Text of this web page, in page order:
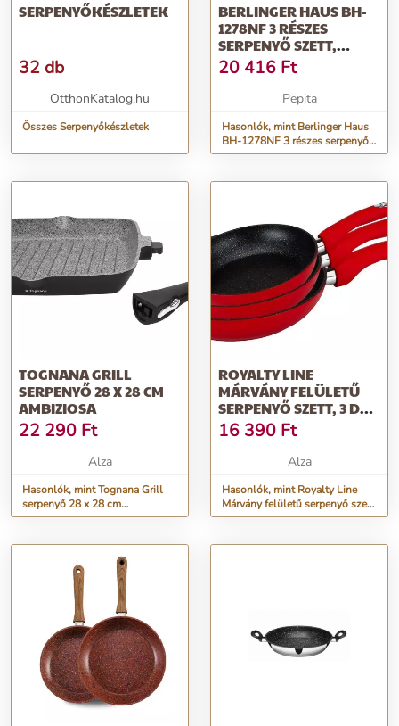
SERPENYŐKÉSZLETEK
32 db
OtthonKatalog.hu
Összes Serpenyőkészletek
BERLINGER HAUS BH-
1278NF 3 RÉSZES
SERPENYŐ SZETT,
METALLIC LINE R...
20 416 Ft
Pepita
Hasonlók, mint Berlinger Haus
BH-1278NF 3 részes serpenyő
szett, Metallic Line R...
TOGNANA GRILL
SERPENYŐ 28 X 28 CM
AMBIZIOSA
22 290 Ft
Alza
Hasonlók, mint Tognana Grill
serpenyő 28 x 28 cm
AMBIZIOSA
ROYALTY LINE
MÁRVÁNY FELÜLETŰ
SERPENYŐ SZETT, 3 DB,
20/24/28 CM, PIROS
16 390 Ft
Alza
Hasonlók, mint Royalty Line
Márvány felületű serpenyő szett,
3 db, 20/24/28 cm, piros